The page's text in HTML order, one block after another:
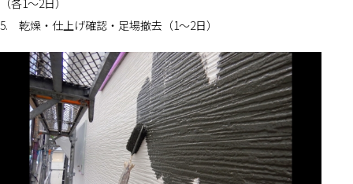
（各1〜2日）
5.	乾燥・仕上げ確認・足場撤去（1〜2日）